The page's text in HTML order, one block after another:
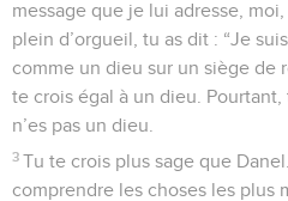
message que je lui adresse,
plein d’orgueil, tu as dit : “Je
comme un dieu sur un siège de
te crois égal à un dieu. Pourtant,
n’es pas un dieu.
3 Tu te crois plus sage que
comprendre les choses les plus